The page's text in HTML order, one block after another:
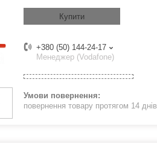
Купити
+380 (50) 144-24-17
Менеджер (Vodafone)
повернення товару протягом 14 днів